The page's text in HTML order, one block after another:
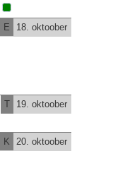
E
18. oktoober
T
19. oktoober
K
20. oktoober